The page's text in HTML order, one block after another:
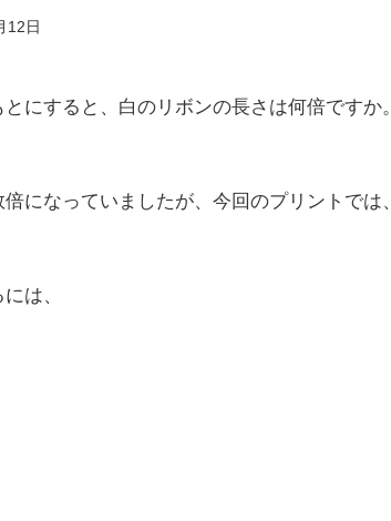
12日
とにすると、白のリボンの長さは何倍ですか
になっていましたが、今回のプリントでは
は、